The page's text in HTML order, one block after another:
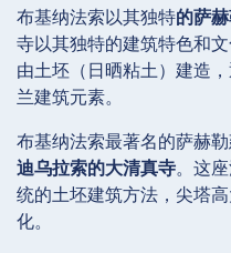
布基纳法索以其独特的萨
寺以其独特的建筑特色和
由土坯（日晒粘土）建造
兰建筑元素。
布基纳法索最著名的萨赫
迪乌拉索的大清真寺。这
统的土坯建筑方法，尖塔
化。